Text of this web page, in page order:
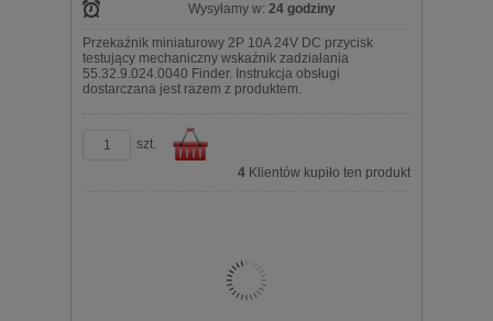
Wysyłamy w: 24 godziny
Przekaźnik miniaturowy 2P 10A 24V DC przycisk
testujący mechaniczny wskaźnik zadziałania
55.32.9.024.0040 Finder. Instrukcja obsługi
dostarczana jest razem z produktem.
szt.
4 Klientów kupiło ten produkt